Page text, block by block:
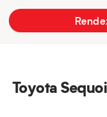
Fermé : Ouverture
Toyota